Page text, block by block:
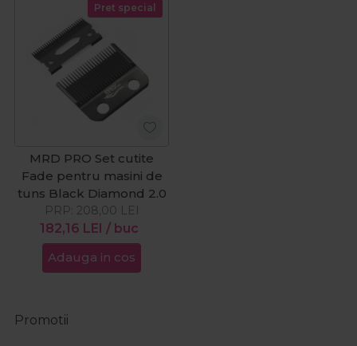
Pret special
MRD PRO Set cutite
Fade pentru masini de
tuns Black Diamond 2.0
182,16 LEI / buc
PRP: 208,00 LEI
Adauga in cos
Promotii